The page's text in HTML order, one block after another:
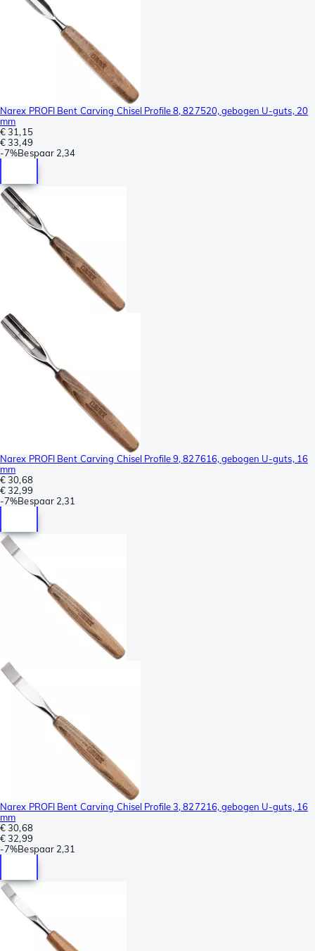
Narex PROFI Bent Carving Chisel Profile 8, 827520, gebogen U-guts, 20
mm
€ 31,15
€ 33,49
-7%Bespaar 2,34
Narex PROFI Bent Carving Chisel Profile 9, 827616, gebogen U-guts, 16
mm
€ 30,68
€ 32,99
-7%Bespaar 2,31
Narex PROFI Bent Carving Chisel Profile 3, 827216, gebogen U-guts, 16
mm
€ 30,68
€ 32,99
-7%Bespaar 2,31